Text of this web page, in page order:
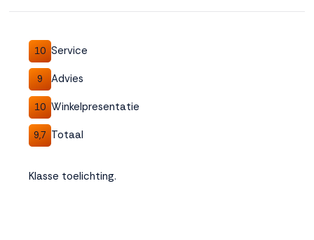
10 Service
9 Advies
10 Winkelpresentatie
9,7 Totaal
Klasse toelichting.